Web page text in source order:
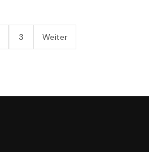
3 Weiter